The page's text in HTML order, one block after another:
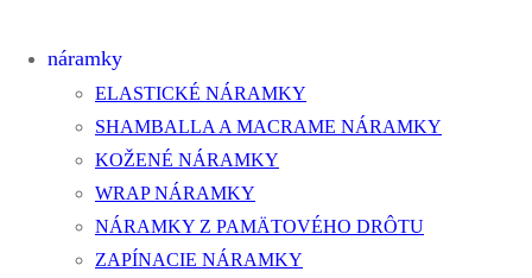
náramky
ELASTICKÉ NÁRAMKY
SHAMBALLA A MACRAME NÁRAMKY
KOŽENÉ NÁRAMKY
WRAP NÁRAMKY
NÁRAMKY Z PAMÄTOVÉHO DRÔTU
ZAPÍNACIE NÁRAMKY